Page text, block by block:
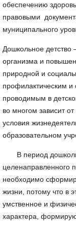
обеспечению
правовыми
муниципального
Дошкольное детство
организма и
природной и
профилактическим и
проводимым в
во многом зависит
условия
образовательном
В период
целенаправленного
необходимо
жизни, потому что в
умственное и
характера,